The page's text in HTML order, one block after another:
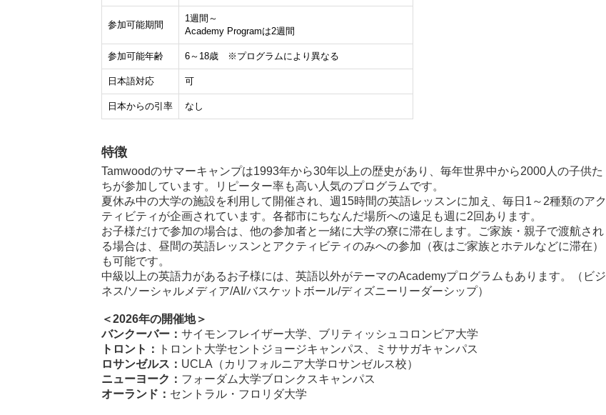
参加可能期間
1週間～
Academy Programは2週間
参加可能年齢 6～18歳 ※プログラムにより異なる
日本語対応 可
日本からの引率 なし
特徴
Tamwoodのサマーキャンプは1993年から30年以上の歴史があり、毎年世界中から2000人の子供た
ちが参加しています。リピーター率も高い人気のプログラムです。
夏休み中の大学の施設を利用して開催され、週15時間の英語レッスンに加え、毎日1～2種類のアク
ティビティが企画されています。各都市にちなんだ場所への遠足も週に2回あります。
お子様だけで参加の場合は、他の参加者と一緒に大学の寮に滞在します。ご家族・親子で渡航され
る場合は、昼間の英語レッスンとアクティビティのみへの参加（夜はご家族とホテルなどに滞在）
も可能です。
中級以上の英語力があるお子様には、英語以外がテーマのAcademyプログラムもあります。（ビジ
ネス/ソーシャルメディア/AI/バスケットボール/ディズニーリーダーシップ）
＜2026年の開催地＞
バンクーバー： サイモンフレイザー大学、ブリティッシュコロンビア大学
トロント：
トロント大学セントジョージキャンパス、ミササガキャンパス
ロサンゼルス： UCLA（カリフォルニア大学ロサンゼルス校）
ニューヨーク： フォーダム大学ブロンクスキャンパス
オーランド： セントラル・フロリダ大学